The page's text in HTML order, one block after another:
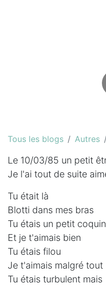
Tous les blogs Autres
Le 10/03/85 un petit
Je l'ai tout de suite
Tu était là
Blotti dans mes bras
Tu étais un petit coquin
Et je t'aimais bien
Tu étais filou
Je t'aimais malgré tout
Tu étais turbulent mais